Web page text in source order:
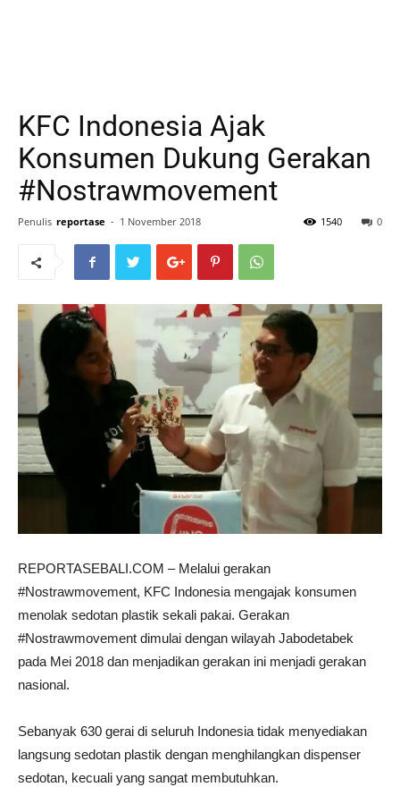
KFC Indonesia Ajak
Konsumen Dukung Gerakan
#Nostrawmovement
Penulis reportase - 1 November 2018 0
1540
REPORTASEBALI.COM – Melalui gerakan
#Nostrawmovement, KFC Indonesia mengajak konsumen
menolak sedotan plastik sekali pakai. Gerakan
#Nostrawmovement dimulai dengan wilayah Jabodetabek
pada Mei 2018 dan menjadikan gerakan ini menjadi gerakan
nasional.
Sebanyak 630 gerai di seluruh Indonesia tidak menyediakan
langsung sedotan plastik dengan menghilangkan dispenser
sedotan, kecuali yang sangat membutuhkan.